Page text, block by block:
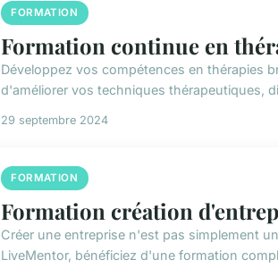
FORMATION
Formation continue en
Développez vos compétences en thérapies
d'améliorer vos techniques thérapeutiques,
29 septembre 2024
FORMATION
Formation création
Créer une entreprise n'est pas simplement
LiveMentor, bénéficiez d'une formation